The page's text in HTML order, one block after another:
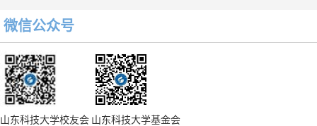
微信公众号
山东科技大学校友会 山东科技大学基金会